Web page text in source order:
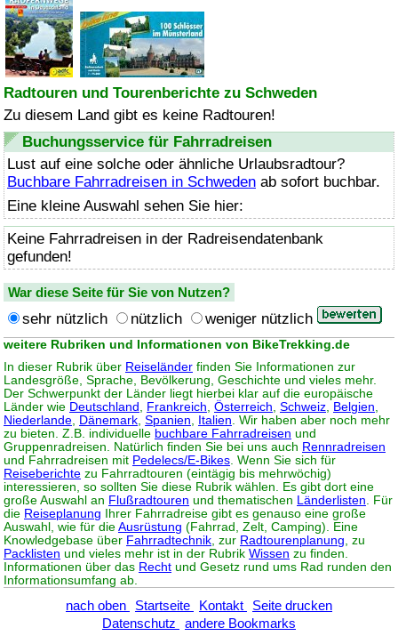
Radtouren und Tourenberichte zu Schweden
Zu diesem Land gibt es keine Radtouren!
Buchungsservice für Fahrradreisen
Lust auf eine solche oder ähnliche Urlaubsradtour?
Buchbare Fahrradreisen in Schweden ab sofort buchbar.
Eine kleine Auswahl sehen Sie hier:
Keine Fahrradreisen in der Radreisendatenbank
gefunden!
War diese Seite für Sie von Nutzen?
sehr nützlich nützlich weniger nützlich
weitere Rubriken und Informationen von BikeTrekking.de
In dieser Rubrik über Reiseländer finden Sie Informationen zur
Landesgröße, Sprache, Bevölkerung, Geschichte und vieles mehr.
Der Schwerpunkt der Länder liegt hierbei klar auf die europäische
Länder wie Deutschland , Frankreich, Österreich, Schweiz, Belgien,
Niederlande, Dänemark, Spanien, Italien. Wir haben aber noch mehr
zu bieten. Z.B. individuelle buchbare Fahrradreisen und
Gruppenradreisen. Natürlich finden Sie bei uns auch Rennradreisen
und Fahrradreisen mit Pedelecs/E-Bikes. Wenn Sie sich für
Reiseberichte zu Fahrradtouren (eintägig bis mehrwöchig)
interessieren, so sollten Sie diese Rubrik wählen. Es gibt dort eine
große Auswahl an Flußradtouren und thematischen Länderlisten. Für
die Reiseplanung Ihrer Fahrradreise gibt es genauso eine große
Auswahl, wie für die Ausrüstung (Fahrrad, Zelt, Camping). Eine
Knowledgebase über Fahrradtechnik, zur Radtourenplanung, zu
Packlisten und vieles mehr ist in der Rubrik Wissen zu finden.
Informationen über das Recht und Gesetz rund ums Rad runden den
Informationsumfang ab.
nach oben Startseite Kontakt
Seite drucken
Datenschutz
andere Bookmarks